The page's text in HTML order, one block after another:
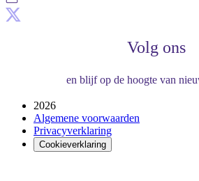
Volg ons
en blijf op de hoogte van
2026
Algemene voorwaarden
Privacyverklaring
Cookieverklaring